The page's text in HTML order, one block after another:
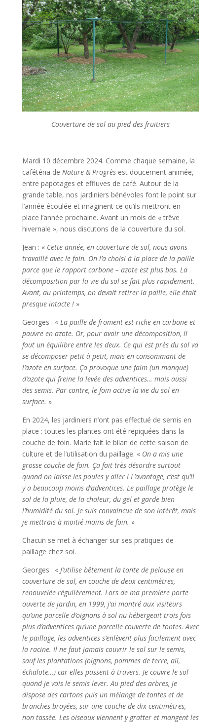
Couverture de sol au pied des fruitiers
Mardi 10 décembre 2024. Comme chaque semaine, la
cafétéria de Nature & Progrèsest doucement animée,
entre papotages et effluves de café. Autour de la
grande table, nos jardiniers bénévoles font le point sur
l’année écoulée et imaginent ce qu’ils mettront en
place l’année prochaine. Avant un mois de « trêve
hivernale », nous discutons de la couverture du sol.
Jean : « Cette année, en couverture de sol, nous avons
travaillé avec le foin. On l’a choisi à la place de la paille
parce que le rapport carbone – azote est plus bas. La
décomposition par la vie du sol se fait plus rapidement.
Avant, au printemps, on devait retirer la paille, elle était
presque intacte !»
Georges : « La paille de froment est riche en carbone et
pauvre en azote. Or, pour avoir une décomposition, il
faut un équilibre entre les deux. Ce qui est près du sol va
se décomposer petit à petit, mais en consommant de
l’azote en surface. Ça provoque une faim (un manque)
d’azote qui freine la levée des adventices… mais aussi
des semis. Par contre, le foin active la vie du sol en
surface. »
En 2024, les jardiniers n’ont pas effectué de semis en
place : toutes les plantes ont été repiquées dans la
couche de foin. Marie fait le bilan de cette saison de
culture et de l’utilisation du paillage. « On a mis une
grosse couche de foin. Ça fait très désordre surtout
quand on laisse les poules y aller ! L’avantage, c’est qu’il
y a beaucoup moins d’adventices. Le paillage protège le
sol de la pluie, de la chaleur, du gel et garde bien
l’humidité du sol. Je suis convaincue de son intérêt, mais
je mettrais à moitié moins de foin. »
Chacun se met à échanger sur ses pratiques de
paillage chez soi.
Georges : « J’utilise bêtement la tonte de pelouse en
couverture de sol, en couche de deux centimètres,
renouvelée régulièrement. Lors de ma première porte
ouverte de jardin, en 1999, j’ai montré aux visiteurs
qu’une parcelle d’oignons à sol nu hébergeait trois fois
plus d’adventices qu’une parcelle couverte de tontes. Avec
le paillage, les adventices s’enlèvent plus facilement avec
la racine. Il ne faut jamais couvrir le sol sur le semis,
sauf les plantations (oignons, pommes de terre, ail,
échalote…) car elles passent à travers. Je couvre le sol
quand je vois le semis lever. Au pied des arbres, je
dispose des cartons puis un mélange de tontes et de
branches broyées, sur une couche de dix centimètres,
non tassée. Les oiseaux viennent y gratter et mangent les